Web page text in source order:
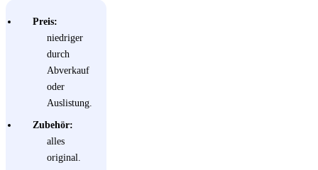
Preis:
niedriger
durch
Abverkauf
oder
Auslistung.
Zubehör:
alles
original.